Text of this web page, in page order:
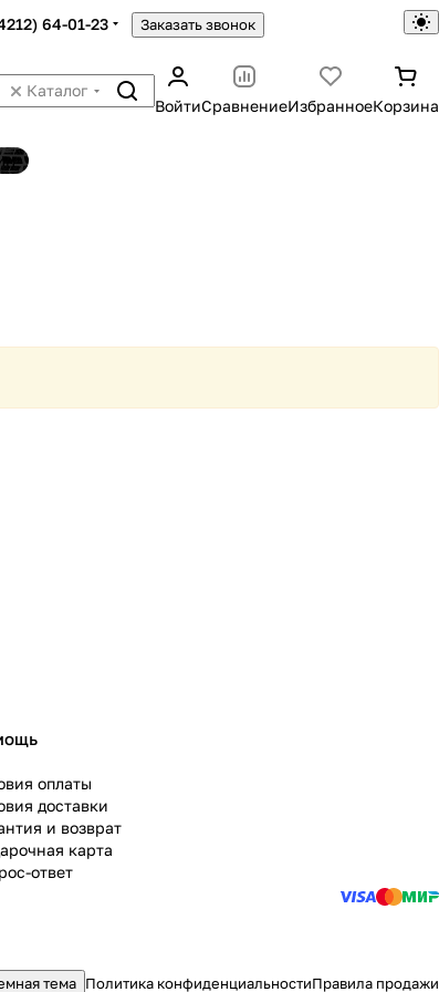
64-01-23 Заказать звонок
Каталог
ВойтиСравнениеИзбранноеКорзина
оплаты
доставки
и возврат
карта
ответ
тема Политика конфиденциальностиПравила продажи